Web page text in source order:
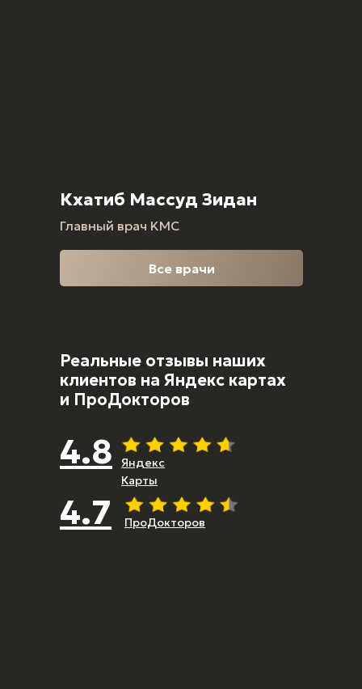
Главный врач KMC
Кхатиб Массуд Зидан
Все врачи
Реальные отзывы наших
клиентов на Яндекс картах
и ПроДокторов
4.8
Яндекс
Карты
4.7 ПроДокторов